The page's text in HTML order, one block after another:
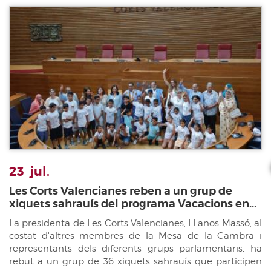
23 jul.
Les Corts Valencianes reben a un grup de
xiquets sahrauís del programa Vacacions en...
La presidenta de Les Corts Valencianes, LLanos Massó, al
costat d'altres membres de la Mesa de la Cambra i
representants dels diferents grups parlamentaris, ha
rebut a un grup de 36 xiquets sahrauís que participen